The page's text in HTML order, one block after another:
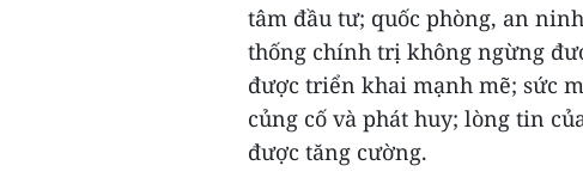
tâm đầu tư; quốc phòng, an
thống chính trị không ngừng
được triển khai mạnh mẽ; sức
củng cố và phát huy; lòng tin
được tăng cường.